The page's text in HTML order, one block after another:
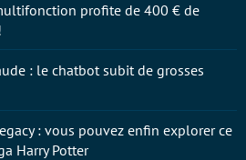
profite de 400 € de
: le chatbot subit de grosses
: vous pouvez enfin explorer ce
Harry Potter